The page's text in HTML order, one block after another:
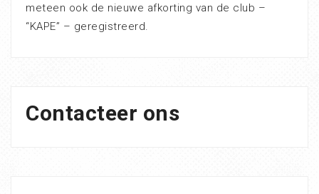
meteen ook de nieuwe afkorting van de club –
“KAPE” – geregistreerd.
Contacteer ons